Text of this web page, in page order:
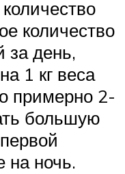
количество
за день,
1 кг веса
примерно 2-
большую
на ночь.